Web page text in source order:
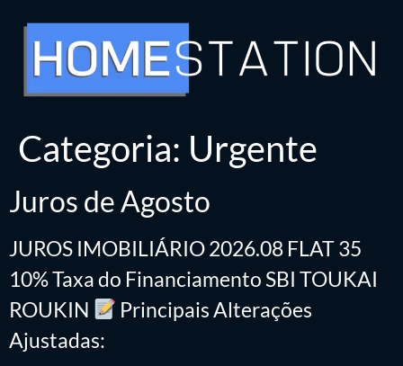
Categoria: Urgente
Juros de Agosto
JUROS IMOBILIÁRIO 2026.08 FLAT 35
10% Taxa do Financiamento SBI TOUKAI
ROUKIN
Principais Alterações
Ajustadas: